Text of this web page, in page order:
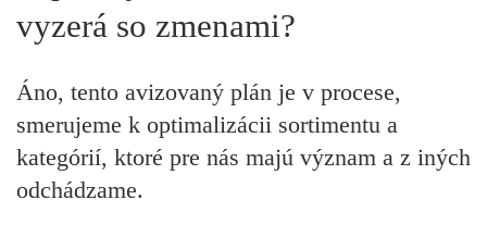
vyzerá so zmenami?
Áno, tento avizovaný plán je v procese,
smerujeme k optimalizácii sortimentu a
kategórií, ktoré pre nás majú význam a z iných
odchádzame.